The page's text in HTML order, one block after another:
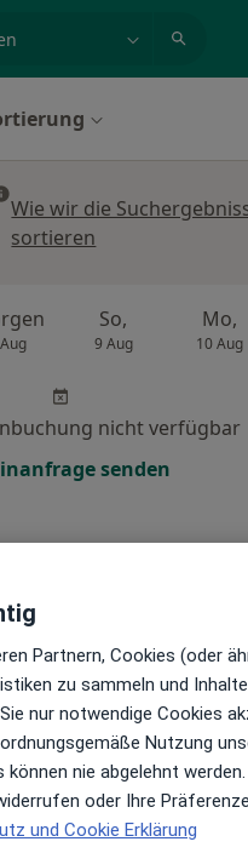
Wie wir die
sortieren
So,
9 Aug
Mo,
10 Aug
nicht verfügbar
senden
So,
9 Aug
Mo,
10 Aug
nicht verfügbar
senden
Partnern, Cookies (oder
zu sammeln und
nur notwendige Cookies
Nutzung
nie abgelehnt werden.
oder Ihre
und Cookie Erklärung